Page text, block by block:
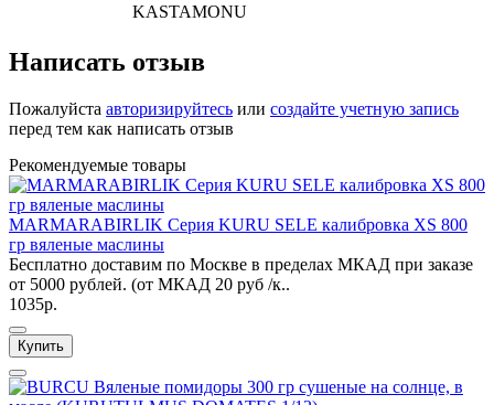
KASTAMONU
Написать отзыв
Пожалуйста авторизируйтесь или создайте учетную запись
перед тем как написать отзыв
Рекомендуемые товары
MARMARABIRLIK Серия KURU SELE калибровка XS 800
гр вяленые маслины
Бесплатно доставим по Москве в пределах МКАД при заказе
от 5000 рублей. (от МКАД 20 руб /к..
1035р.
Купить